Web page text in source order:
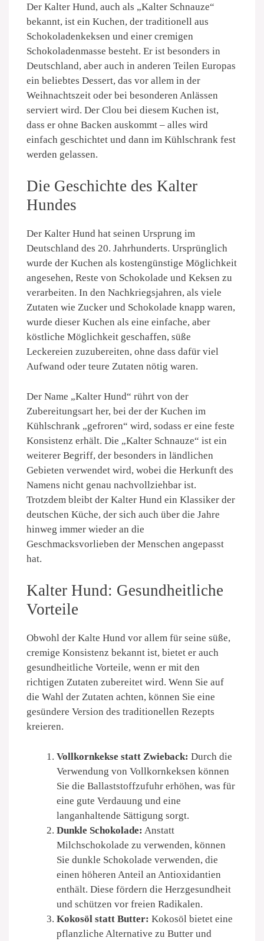
Der Kalter Hund, auch als „Kalter Schnauze“
bekannt, ist ein Kuchen, der traditionell aus
Schokoladenkeksen und einer cremigen
Schokoladenmasse besteht. Er ist besonders in
Deutschland, aber auch in anderen Teilen Europas
ein beliebtes Dessert, das vor allem in der
Weihnachtszeit oder bei besonderen Anlässen
serviert wird. Der Clou bei diesem Kuchen ist,
dass er ohne Backen auskommt – alles wird
einfach geschichtet und dann im Kühlschrank fest
werden gelassen.
Die Geschichte des Kalter
Hundes
Der Kalter Hund hat seinen Ursprung im
Deutschland des 20. Jahrhunderts. Ursprünglich
wurde der Kuchen als kostengünstige Möglichkeit
angesehen, Reste von Schokolade und Keksen zu
verarbeiten. In den Nachkriegsjahren, als viele
Zutaten wie Zucker und Schokolade knapp waren,
wurde dieser Kuchen als eine einfache, aber
köstliche Möglichkeit geschaffen, süße
Leckereien zuzubereiten, ohne dass dafür viel
Aufwand oder teure Zutaten nötig waren.
Der Name „Kalter Hund“ rührt von der
Zubereitungsart her, bei der der Kuchen im
Kühlschrank „gefroren“ wird, sodass er eine feste
Konsistenz erhält. Die „Kalter Schnauze“ ist ein
weiterer Begriff, der besonders in ländlichen
Gebieten verwendet wird, wobei die Herkunft des
Namens nicht genau nachvollziehbar ist.
Trotzdem bleibt der Kalter Hund ein Klassiker der
deutschen Küche, der sich auch über die Jahre
hinweg immer wieder an die
Geschmacksvorlieben der Menschen angepasst
hat.
Kalter Hund: Gesundheitliche
Vorteile
Obwohl der Kalte Hund vor allem für seine süße,
cremige Konsistenz bekannt ist, bietet er auch
gesundheitliche Vorteile, wenn er mit den
richtigen Zutaten zubereitet wird. Wenn Sie auf
die Wahl der Zutaten achten, können Sie eine
gesündere Version des traditionellen Rezepts
kreieren.
Vollkornkekse statt Zwieback: Durch die
Verwendung von Vollkornkeksen können
Sie die Ballaststoffzufuhr erhöhen, was für
eine gute Verdauung und eine
langanhaltende Sättigung sorgt.
Dunkle Schokolade: Anstatt
Milchschokolade zu verwenden, können
Sie dunkle Schokolade verwenden, die
einen höheren Anteil an Antioxidantien
enthält. Diese fördern die Herzgesundheit
und schützen vor freien Radikalen.
Kokosöl statt Butter: Kokosöl bietet eine
pflanzliche Alternative zu Butter und